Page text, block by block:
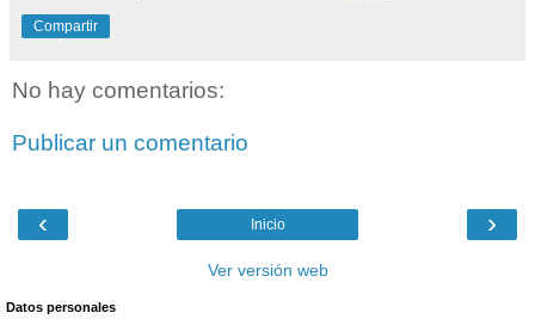
Compartir
No hay comentarios:
Publicar un comentario
‹ ›
Inicio
Ver versión web
Datos personales